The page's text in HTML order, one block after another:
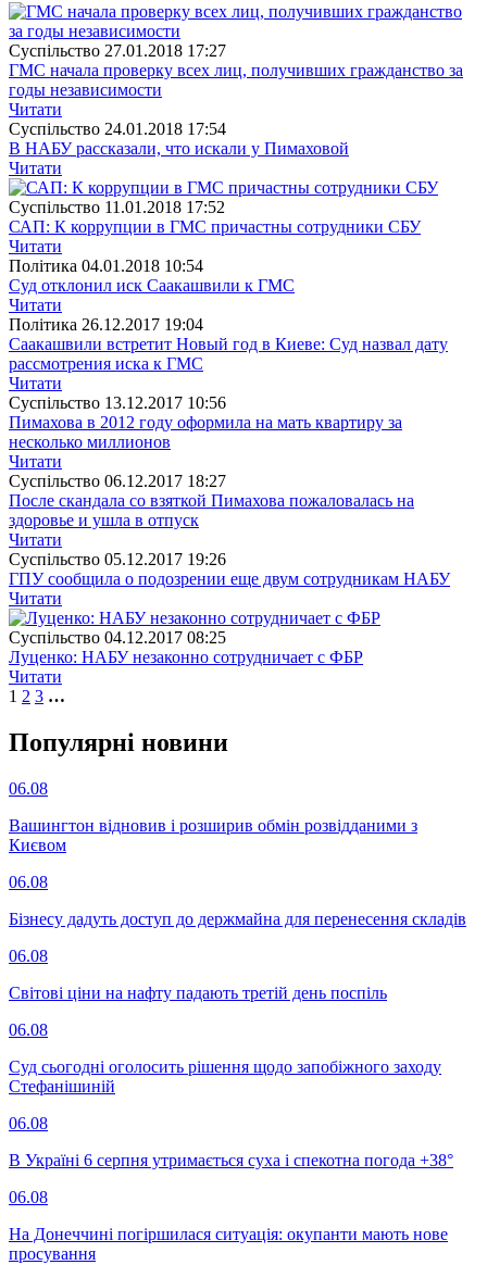
Суспiльство 27.01.2018 17:27
ГМС начала проверку всех лиц, получивших гражданство за
годы независимости
Читати
Суспiльство 24.01.2018 17:54
В НАБУ рассказали, что искали у Пимаховой
Читати
Суспiльство 11.01.2018 17:52
САП: К коррупции в ГМС причастны сотрудники СБУ
Читати
Полiтика 04.01.2018 10:54
Суд отклонил иск Саакашвили к ГМС
Читати
Полiтика 26.12.2017 19:04
Саакашвили встретит Новый год в Киеве: Суд назвал дату
рассмотрения иска к ГМС
Читати
Суспiльство 13.12.2017 10:56
Пимахова в 2012 году оформила на мать квартиру за
несколько миллионов
Читати
Суспiльство 06.12.2017 18:27
После скандала со взяткой Пимахова пожаловалась на
здоровье и ушла в отпуск
Читати
Суспiльство 05.12.2017 19:26
ГПУ сообщила о подозрении еще двум сотрудникам НАБУ
Читати
Суспiльство 04.12.2017 08:25
Луценко: НАБУ незаконно сотрудничает с ФБР
Читати
1 2 3 …
Популярнi новини
06.08
Вашингтон відновив і розширив обмін розвідданими з
Києвом
06.08
Бізнесу дадуть доступ до держмайна для перенесення складів
06.08
Світові ціни на нафту падають третій день поспіль
06.08
Суд сьогодні оголосить рішення щодо запобіжного заходу
Стефанішиній
06.08
В Україні 6 серпня утримається суха і спекотна погода +38°
06.08
На Донеччині погіршилася ситуація: окупанти мають нове
просування